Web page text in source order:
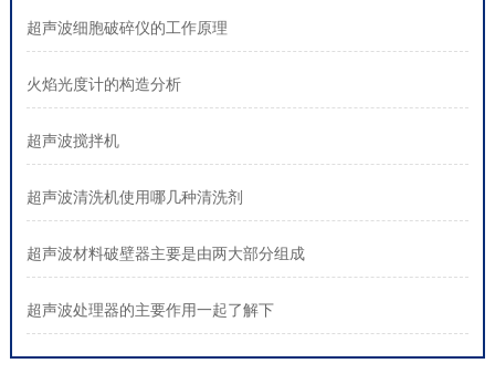
超声波细胞破碎仪的工作原理
火焰光度计的构造分析
超声波搅拌机
超声波清洗机使用哪几种清洗剂
超声波材料破壁器主要是由两大部分组成
超声波处理器的主要作用一起了解下